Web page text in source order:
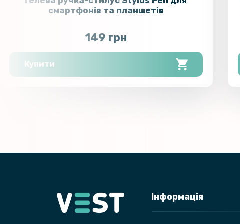
смартфонів та планшетів
149 грн
Купити
Інформація